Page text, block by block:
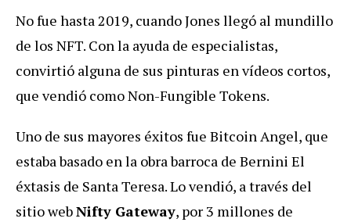
No fue hasta 2019, cuando Jones llegó al mundillo
de los NFT. Con la ayuda de especialistas,
convirtió alguna de sus pinturas en vídeos cortos,
que vendió como Non-Fungible Tokens.
Uno de sus mayores éxitos fue Bitcoin Angel, que
estaba basado en la obra barroca de Bernini El
éxtasis de Santa Teresa. Lo vendió, a través del
sitio webNifty Gateway, por 3 millones de